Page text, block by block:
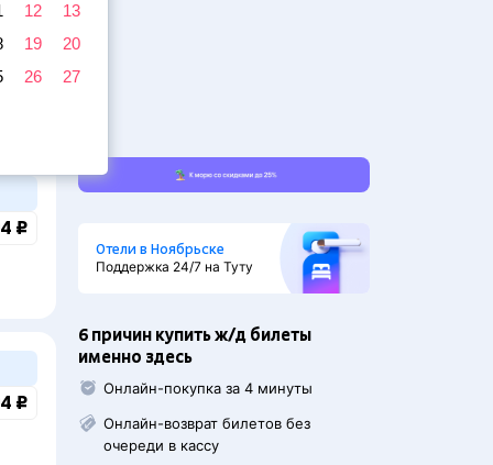
12
13
19
20
26
27
₽
₽
Отели в Ноябрьске
Поддержка 24/7 на Туту
6 причин купить ж/д билеты
именно здесь
Онлайн-покупка за 4 минуты
Онлайн-возврат билетов без
очереди в кассу